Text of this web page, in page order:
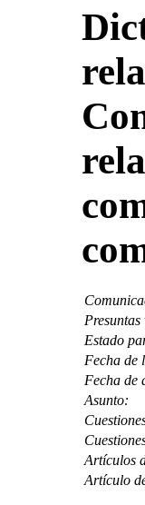
Estado
Fecha de
Fecha de
Asunto:
Artículos
Artículo